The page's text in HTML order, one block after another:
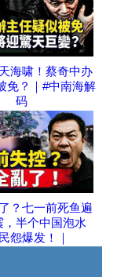
海啸！蔡奇中办
免？｜#中南海解
码
？七一前死鱼遍
，半个中国泡水
怨爆发！｜